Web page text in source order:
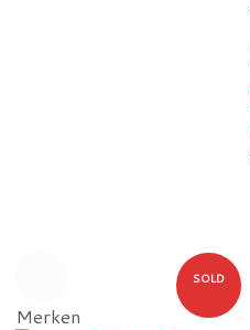
SOLD
Merken